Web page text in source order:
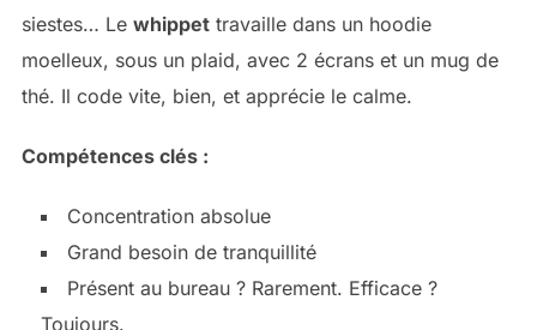
siestes… Le whippettravaille dans un hoodie
moelleux, sous un plaid, avec 2 écrans et un mug de
thé. Il code vite, bien, et apprécie le calme.
Compétences clés :
Concentration absolue
Grand besoin de tranquillité
Présent au bureau ? Rarement. Efficace ?
Toujours.